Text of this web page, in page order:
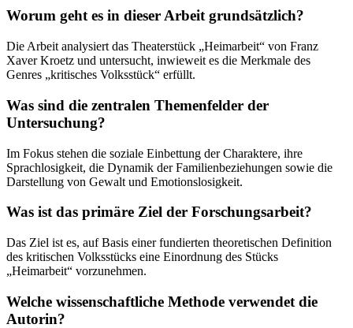
Worum geht es in dieser Arbeit grundsätzlich?
Die Arbeit analysiert das Theaterstück „Heimarbeit“ von Franz
Xaver Kroetz und untersucht, inwieweit es die Merkmale des
Genres „kritisches Volksstück“ erfüllt.
Was sind die zentralen Themenfelder der
Untersuchung?
Im Fokus stehen die soziale Einbettung der Charaktere, ihre
Sprachlosigkeit, die Dynamik der Familienbeziehungen sowie die
Darstellung von Gewalt und Emotionslosigkeit.
Was ist das primäre Ziel der Forschungsarbeit?
Das Ziel ist es, auf Basis einer fundierten theoretischen Definition
des kritischen Volksstücks eine Einordnung des Stücks
„Heimarbeit“ vorzunehmen.
Welche wissenschaftliche Methode verwendet die
Autorin?